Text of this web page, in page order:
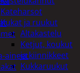
Kateharsot
Kukat ja ruukut
Altakastelu
Ketjut, koukut
ja kiinnikkeet
Kukkaruukut
aineet